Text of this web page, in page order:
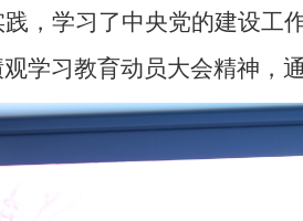
，学习了中央党的建设工
学习教育动员大会精神，